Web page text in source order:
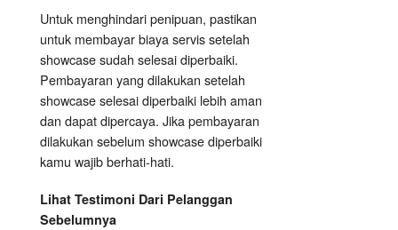
Untuk menghindari penipuan, pastikan
untuk membayar biaya servis setelah
showcase sudah selesai diperbaiki.
Pembayaran yang dilakukan setelah
showcase selesai diperbaiki lebih aman
dan dapat dipercaya. Jika pembayaran
dilakukan sebelum showcase diperbaiki
kamu wajib berhati-hati.
Lihat Testimoni Dari Pelanggan
Sebelumnya